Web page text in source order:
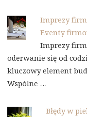
Imprezy
Eventy
Imprezy
oderwanie się od
kluczowy element
Wspólne …
Błędy w